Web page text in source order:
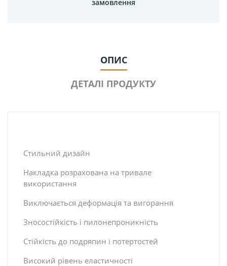
замовлення
ОПИС
ДЕТАЛІ ПРОДУКТУ
Стильний дизайн
Накладка розрахована на тривале
використання
Виключається деформацiя та вигорання
Зносостійкість і пилонепроникність
Стійкість до подряпин і потертостей
Високий рівень еластичності